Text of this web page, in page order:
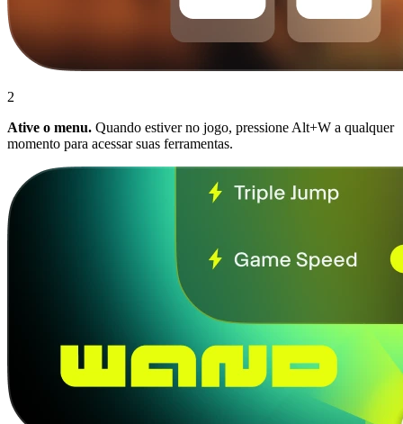
2
Ative o menu. Quando estiver no jogo, pressione Alt+W a qualquer
momento para acessar suas ferramentas.